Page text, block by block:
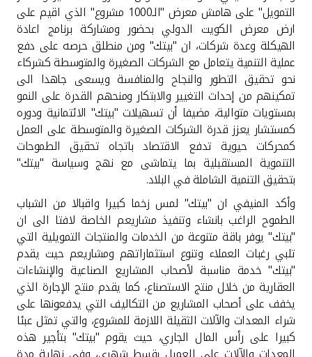
ماليزيا
تركيا
مصر
المملكة المتحدة
مملكة البحرين
التمويل" على هامش معرض "الـ1000 مشروع" الذي اقيم على
ارض معرض الكويت الدولي بحضور ومشاركة برنامج اعادة
الهيكلة وعدة شركات، ان "بيتك" ومن منطلق حرصه على دفع
عملية التنمية يتعامل مع الشركات الصغيرة والمتوسطة كشركاء
نحو تحقيق التطور والنجاح والمنافسة ويسعى جاهدا الى
تمكينهم من إحداث التغيير والابتكار ومنحهم القدرة على النمو
بمستويات متوالية، مضيفا أن تسهيلات "بيتك" الائتمانية ودوره
كمستشار يعزز قدرة الشركات الصغيرة والمتوسطة على العمل
كمحركات حيوية تدفع الاقتصاد باتجاه تحقيق الطموحات
التنموية المستقبلية بما يتماشى مع نهج وسياسة "بيتك"
بتحقيق التنمية الشاملة في البلاد.
وأكد المنيفي ان "بيتك" لمس زخما كبيرا واقبالا من الشباب
الطموح الراغب بانشاء وتنفيذ مشاريعم الخاصة لافتا الى ان
"بيتك" يوفر باقة متنوعة من الخدمات والمنتجات التمويلية التي
تلبي رغبات العملاء وتنوع استثماراتهم ومشاريعم حيث يقدم
"بيتك" خدمة مناسبة لأصحاب المشاريع الصناعية والإنشاءات
العقارية من خلال منتج الاستصناع، كما يقدم منتج الإجارة الذي
يخفف على أصحاب المشاريع من التكاليف التي يدفعونها على
شراء المعدات والآلات الثقيلة اللازمة للمشروع، والتي تمثل عبئا
كبيرا على رأس المال الجاري، حيث يقوم "بيتك" بتأجير هذه